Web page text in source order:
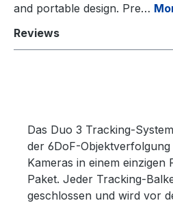
and portable design. Pre…
Reviews
Das Duo 3 Tracking-
der 6DoF-
Kameras in einem einzigen
Paket. Jeder Tracking-
geschlossen und wird vor